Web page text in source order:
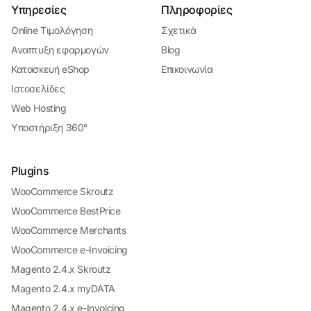
Υπηρεσίες
Online Τιμολόγηση
Αναπτυξη εφαρμογών
Κατασκευή eShop
Ιστοσελίδες
Web Hosting
Υποστήριξη 360°
Πληροφορίες
Σχετικά
Blog
Επικοινωνία
Plugins
WooCommerce Skroutz
WooCommerce BestPrice
WooCommerce Merchants
WooCommerce e-Invoicing
Magento 2.4.x Skroutz
Magento 2.4.x myDATA
Magento 2.4.x e-Invoicing